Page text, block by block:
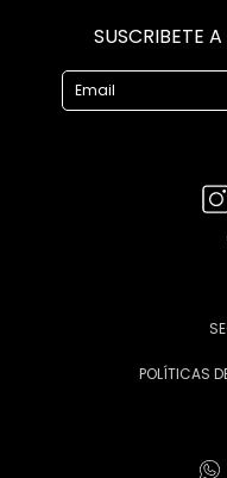
SUSCRIBETE
POLÍTICAS